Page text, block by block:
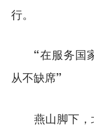
行。
“在服务国
从不缺席”
燕山脚下，